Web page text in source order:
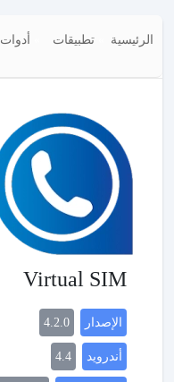
الرئيسية تطبيقات أدوات
Virtual SIM
الإصدار 4.2.0
أندرويد 4.4